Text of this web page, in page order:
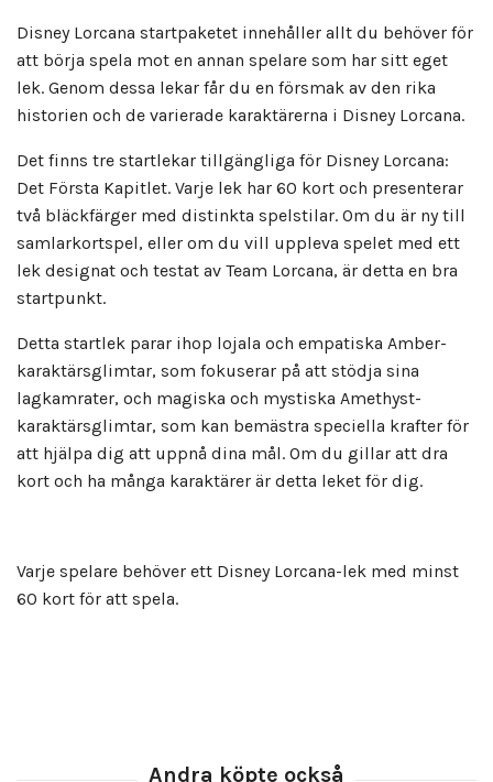
Disney Lorcana startpaketet innehåller allt du behöver för
att börja spela mot en annan spelare som har sitt eget
lek. Genom dessa lekar får du en försmak av den rika
historien och de varierade karaktärerna i Disney Lorcana.
Det finns tre startlekar tillgängliga för Disney Lorcana:
Det Första Kapitlet. Varje lek har 60 kort och presenterar
två bläckfärger med distinkta spelstilar. Om du är ny till
samlarkortspel, eller om du vill uppleva spelet med ett
lek designat och testat av Team Lorcana, är detta en bra
startpunkt.
Detta startlek parar ihop lojala och empatiska Amber-
karaktärsglimtar, som fokuserar på att stödja sina
lagkamrater, och magiska och mystiska Amethyst-
karaktärsglimtar, som kan bemästra speciella krafter för
att hjälpa dig att uppnå dina mål. Om du gillar att dra
kort och ha många karaktärer är detta leket för dig.
Varje spelare behöver ett Disney Lorcana-lek med minst
60 kort för att spela.